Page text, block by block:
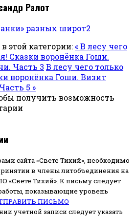
Ралот
разных широт2
этой категории:« В лесу чего
Сказки воронёнка Гоши.
Часть 3 В лесу чего только
воронёнка Гоши. Визит
5 »
получить возможность
сайта «Свете Тихий», необходимо
в члены литобъединения на
«Свете Тихий». К письму следует
показывающие уровень
ПИСЬМО
учетной записи следует указать